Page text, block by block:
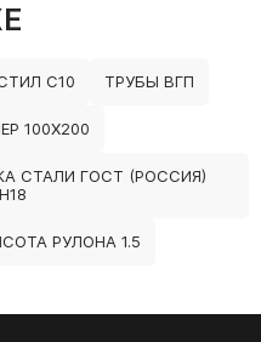
С10 ТРУБЫ ВГП
100Х200
СТАЛИ ГОСТ (РОССИЯ)
РУЛОНА 1.5